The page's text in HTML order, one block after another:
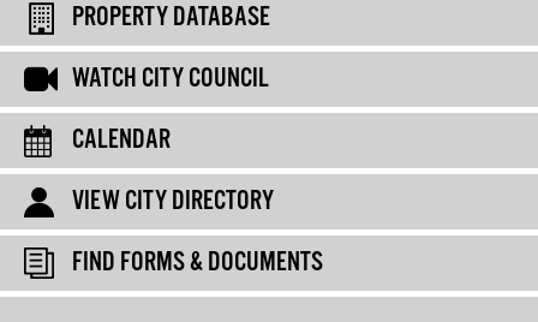
PROPERTY DATABASE
WATCH CITY COUNCIL
CALENDAR
VIEW CITY DIRECTORY
FIND FORMS & DOCUMENTS